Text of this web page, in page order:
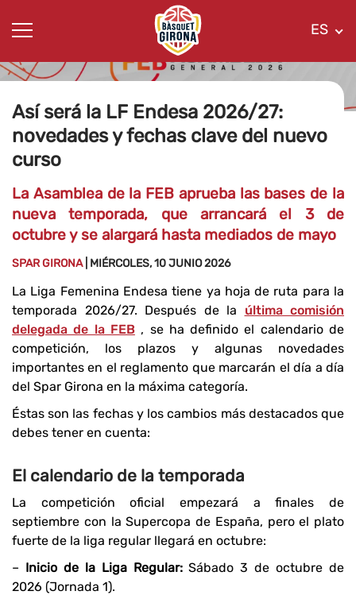
ES
Así será la LF Endesa 2026/27:
novedades y fechas clave del nuevo
curso
La Asamblea de la FEB aprueba las bases de la
nueva temporada, que arrancará el 3 de
octubre y se alargará hasta mediados de mayo
SPAR GIRONA | MIÉRCOLES, 10 JUNIO 2026
La Liga Femenina Endesa tiene ya hoja de ruta para la
temporada 2026/27. Después de la última comisión
delegada de la FEB, se ha definido el calendario de
competición, los plazos y algunas novedades
importantes en el reglamento que marcarán el día a día
del Spar Girona en la máxima categoría.
Éstas son las fechas y los cambios más destacados que
debes tener en cuenta:
El calendario de la temporada
La competición oficial empezará a finales de
septiembre con la Supercopa de España, pero el plato
fuerte de la liga regular llegará en octubre:
– Inicio de la Liga Regular:Sábado 3 de octubre de
2026 (Jornada 1).